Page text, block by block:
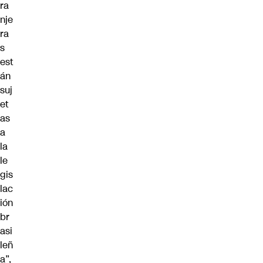
ra
nje
ra
s
est
án
suj
et
as
a
la
le
gis
lac
ión
br
asi
leñ
a”,